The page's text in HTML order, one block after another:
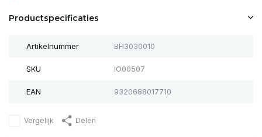
Productspecificaties
Artikelnummer BH3030010
SKU IO00507
EAN 9320688017710
Vergelijk Delen